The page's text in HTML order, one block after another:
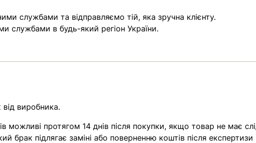
службами та відправляємо тій, яка зручна клієнту.
службами в будь-який регіон України.
від виробника.
можливі протягом 14 днів після покупки, якщо товар не має
брак підлягає заміні або поверненню коштів після експертизи